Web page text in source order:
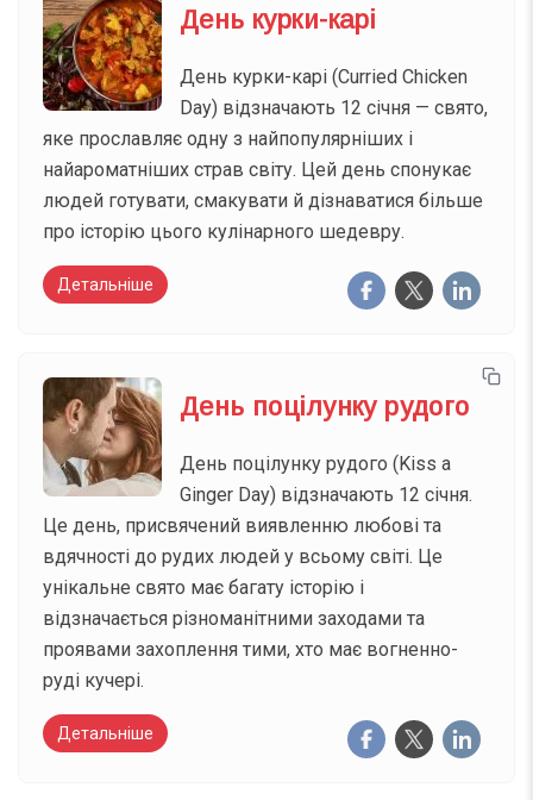
День курки-карі
День курки-карі (Curried Chicken
Day) відзначають 12 січня — свято,
яке прославляє одну з найпопулярніших і
найароматніших страв світу. Цей день спонукає
людей готувати, смакувати й дізнаватися більше
про історію цього кулінарного шедевру.
Детальніше
День поцілунку рудого
День поцілунку рудого (Kiss a
Ginger Day) відзначають 12 січня.
Це день, присвячений виявленню любові та
вдячності до рудих людей у всьому світі. Це
унікальне свято має багату історію і
відзначається різноманітними заходами та
проявами захоплення тими, хто має вогненно-
руді кучері.
Детальніше